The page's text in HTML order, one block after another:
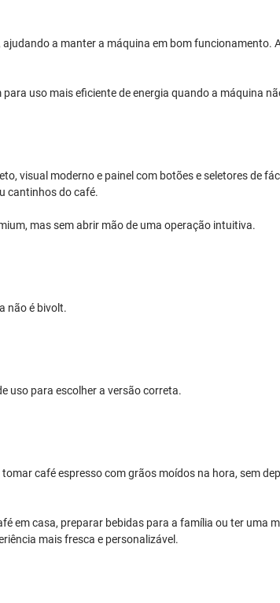
a manter a máquina em bom
uso mais eficiente de energia quando a máquina
visual moderno e painel com botões e seletores de
cantinhos do café.
mas sem abrir mão de uma operação intuitiva.
não é bivolt.
uso para escolher a versão correta.
café espresso com grãos moídos na hora, sem
em casa, preparar bebidas para a família ou ter uma
mais fresca e personalizável.